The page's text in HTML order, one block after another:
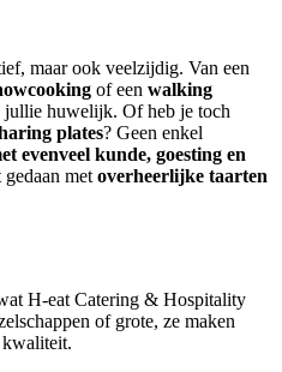
maar ook veelzijdig. Van een
of een walking
huwelijk. Of heb je toch
plates? Geen enkel
evenveel kunde, goesting en
met overheerlijke taarten
H-eat Catering & Hospitality
of grote, ze maken
kwaliteit.